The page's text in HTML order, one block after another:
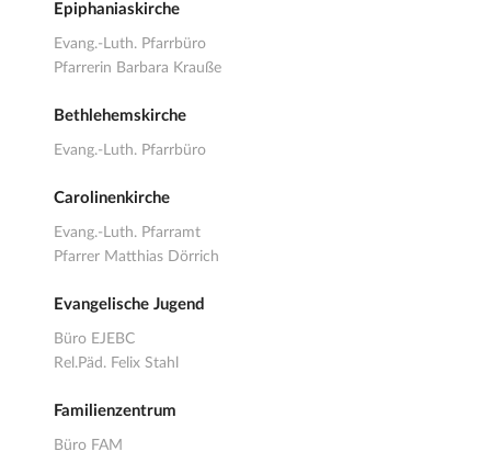
Epiphaniaskirche
Evang.-Luth. Pfarrbüro
Pfarrerin Barbara Krauße
Bethlehemskirche
Evang.-Luth. Pfarrbüro
Carolinenkirche
Evang.-Luth. Pfarramt
Pfarrer Matthias Dörrich
Evangelische Jugend
Büro EJEBC
Rel.Päd. Felix Stahl
Familienzentrum
Büro FAM